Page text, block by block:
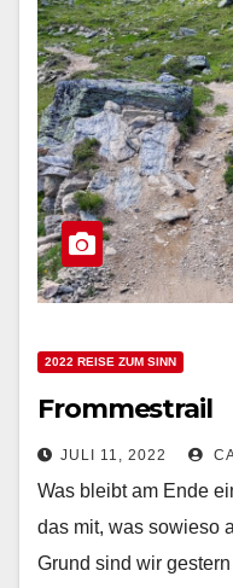
2022 REISE ZUM SINN
Frommestrail
JULI 11, 2022
Was bleibt am Ende
das mit, was sowieso
Grund sind wir